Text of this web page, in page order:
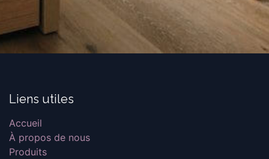
Liens utiles
Accueil
À propos de nous
Produits